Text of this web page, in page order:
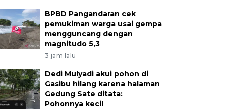
BPBD Pangandaran cek
pemukiman warga usai gempa
mengguncang dengan
magnitudo 5,3
3 jam lalu
Dedi Mulyadi akui pohon di
Gasibu hilang karena halaman
Gedung Sate ditata:
Pohonnya kecil